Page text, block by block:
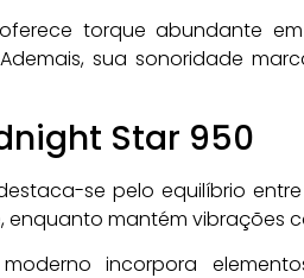
torque abundante
sua sonoridade
Star 950
se pelo equilíbrio
enquanto mantém vibrações
incorpora